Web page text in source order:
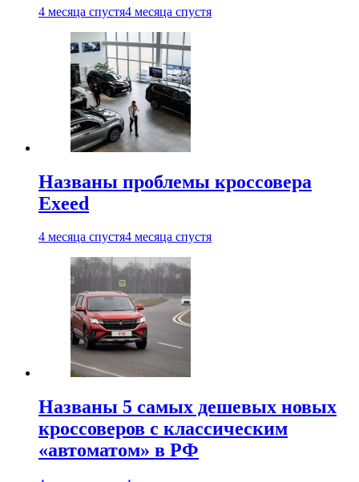
4 месяца спустя4 месяца спустя
Названы проблемы кроссовера
Exeed
4 месяца спустя4 месяца спустя
Названы 5 самых дешевых новых
кроссоверов с классическим
«автоматом» в РФ